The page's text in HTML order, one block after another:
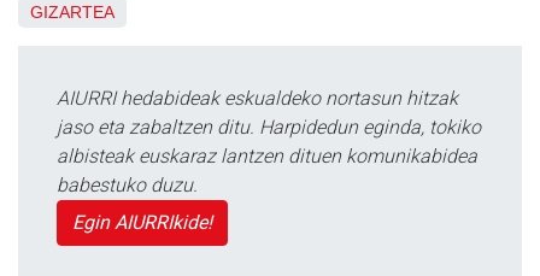
GIZARTEA
AIURRI hedabideak eskualdeko nortasun hitzak
jaso eta zabaltzen ditu. Harpidedun eginda, tokiko
albisteak euskaraz lantzen dituen komunikabidea
babestuko duzu.
Egin AIURRIkide!